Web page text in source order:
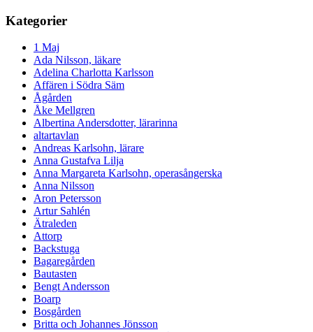
Kategorier
1 Maj
Ada Nilsson, läkare
Adelina Charlotta Karlsson
Affären i Södra Säm
Ågården
Åke Mellgren
Albertina Andersdotter, lärarinna
altartavlan
Andreas Karlsohn, lärare
Anna Gustafva Lilja
Anna Margareta Karlsohn, operasångerska
Anna Nilsson
Aron Petersson
Artur Sahlén
Ätraleden
Attorp
Backstuga
Bagaregården
Bautasten
Bengt Andersson
Boarp
Bosgården
Britta och Johannes Jönsson